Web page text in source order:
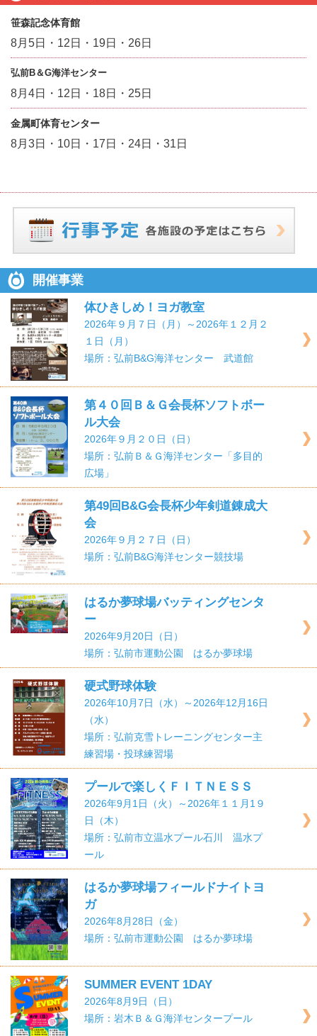
笹森記念体育館
8月5日・12日・19日・26日
弘前B＆G海洋センター
8月4日・12日・18日・25日
金属町体育センター
8月3日・10日・17日・24日・31日
開催事業
体ひきしめ！ヨガ教室
2026年９月７日（月）～2026年１２月２
１日（月）
場所：弘前B&G海洋センター 武道館
第４０回Ｂ＆Ｇ会長杯ソフトボー
ル大会
2026年９月２０日（日）
場所：弘前Ｂ＆Ｇ海洋センター「多目的
広場」
第49回B&G会長杯少年剣道錬成大
会
2026年９月２７日（日）
場所：弘前B&G海洋センター競技場
はるか夢球場バッティングセンタ
ー
2026年9月20日（日）
場所：弘前市運動公園 はるか夢球場
硬式野球体験
2026年10月7日（水）～2026年12月16日
（水）
場所：弘前克雪トレーニングセンター主
練習場・投球練習場
プールで楽しくＦＩＴＮＥＳＳ
2026年9月1日（火）～2026年１１月1９
日（木）
場所：弘前市立温水プール石川 温水プ
ール
はるか夢球場フィールドナイトヨ
ガ
2026年8月28日（金）
場所：弘前市運動公園 はるか夢球場
SUMMER EVENT 1DAY
2026年8月9日（日）
場所：岩木Ｂ＆Ｇ海洋センタープール